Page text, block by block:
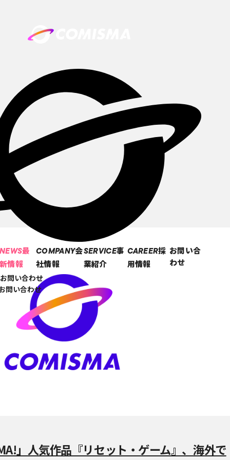
最
情報
COMPANY会
社情報
SERVICE事
業紹介
CAREER採
用情報
お問い合
わせ
問い合わせ
問い合わせ
」人気作品『リセット・ゲーム』、海外で